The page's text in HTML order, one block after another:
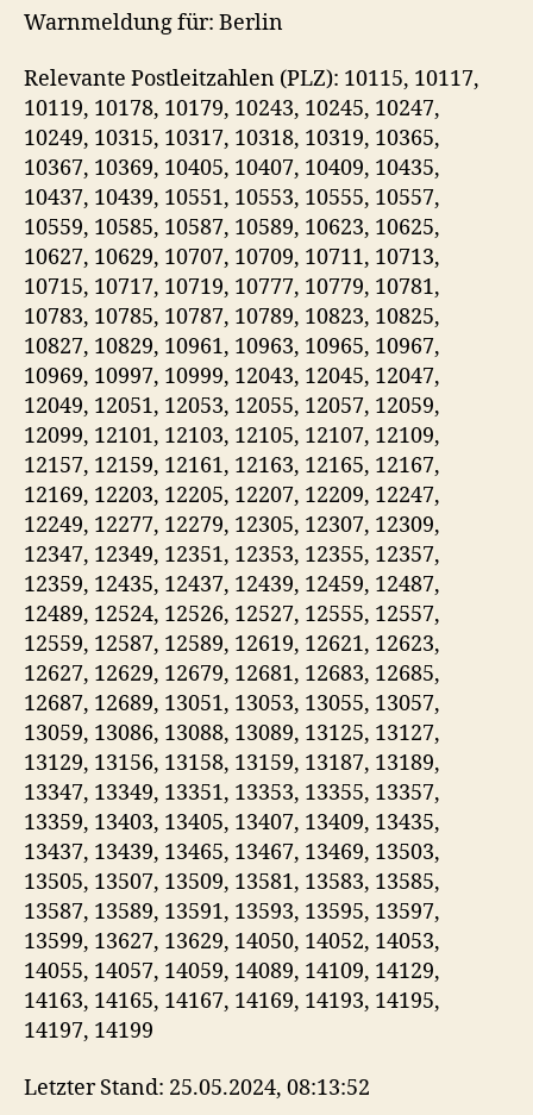
Warnmeldung für: Berlin
Relevante Postleitzahlen (PLZ): 10115, 10117,
10119, 10178, 10179, 10243, 10245, 10247,
10249, 10315, 10317, 10318, 10319, 10365,
10367, 10369, 10405, 10407, 10409, 10435,
10437, 10439, 10551, 10553, 10555, 10557,
10559, 10585, 10587, 10589, 10623, 10625,
10627, 10629, 10707, 10709, 10711, 10713,
10715, 10717, 10719, 10777, 10779, 10781,
10783, 10785, 10787, 10789, 10823, 10825,
10827, 10829, 10961, 10963, 10965, 10967,
10969, 10997, 10999, 12043, 12045, 12047,
12049, 12051, 12053, 12055, 12057, 12059,
12099, 12101, 12103, 12105, 12107, 12109,
12157, 12159, 12161, 12163, 12165, 12167,
12169, 12203, 12205, 12207, 12209, 12247,
12249, 12277, 12279, 12305, 12307, 12309,
12347, 12349, 12351, 12353, 12355, 12357,
12359, 12435, 12437, 12439, 12459, 12487,
12489, 12524, 12526, 12527, 12555, 12557,
12559, 12587, 12589, 12619, 12621, 12623,
12627, 12629, 12679, 12681, 12683, 12685,
12687, 12689, 13051, 13053, 13055, 13057,
13059, 13086, 13088, 13089, 13125, 13127,
13129, 13156, 13158, 13159, 13187, 13189,
13347, 13349, 13351, 13353, 13355, 13357,
13359, 13403, 13405, 13407, 13409, 13435,
13437, 13439, 13465, 13467, 13469, 13503,
13505, 13507, 13509, 13581, 13583, 13585,
13587, 13589, 13591, 13593, 13595, 13597,
13599, 13627, 13629, 14050, 14052, 14053,
14055, 14057, 14059, 14089, 14109, 14129,
14163, 14165, 14167, 14169, 14193, 14195,
14197, 14199
Letzter Stand: 25.05.2024, 08:13:52